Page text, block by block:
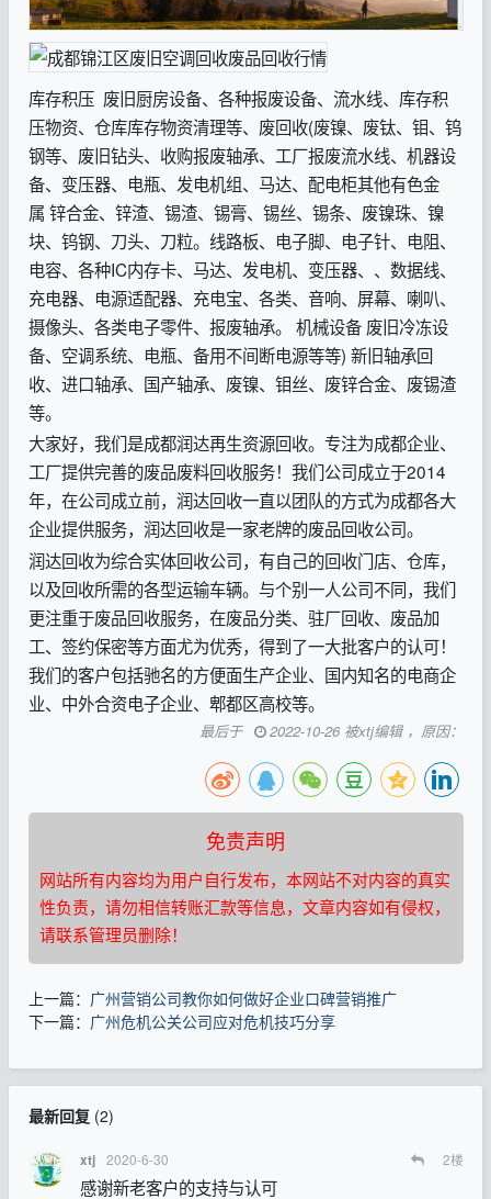
库存积压 废旧厨房设备、各种报废设备、流水线、库存积
压物资、仓库库存物资清理等、废回收(废镍、废钛、钼、钨
钢等、废旧钻头、收购报废轴承、工厂报废流水线、机器设
备、变压器、电瓶、发电机组、马达、配电柜其他有色金
属 锌合金、锌渣、锡渣、锡膏、锡丝、锡条、废镍珠、镍
块、钨钢、刀头、刀粒。线路板、电子脚、电子针、电阻、
电容、各种IC内存卡、马达、发电机、变压器、、数据线、
充电器、电源适配器、充电宝、各类、音响、屏幕、喇叭、
摄像头、各类电子零件、报废轴承。 机械设备 废旧冷冻设
备、空调系统、电瓶、备用不间断电源等等) 新旧轴承回
收、进口轴承、国产轴承、废镍、钼丝、废锌合金、废锡渣
等。
大家好，我们是成都润达再生资源回收。专注为成都企业、
工厂提供完善的废品废料回收服务！我们公司成立于2014
年，在公司成立前，润达回收一直以团队的方式为成都各大
企业提供服务，润达回收是一家老牌的废品回收公司。
润达回收为综合实体回收公司，有自己的回收门店、仓库，
以及回收所需的各型运输车辆。与个别一人公司不同，我们
更注重于废品回收服务，在废品分类、驻厂回收、废品加
工、签约保密等方面尤为优秀，得到了一大批客户的认可！
我们的客户包括驰名的方便面生产企业、国内知名的电商企
业、中外合资电子企业、郫都区高校等。
最后于 2022-10-26 被xtj编辑 ，原因：
免责声明
网站所有内容均为用户自行发布，本网站不对内容的真实
性负责，请勿相信转账汇款等信息，文章内容如有侵权，
请联系管理员删除！
上一篇： 广州营销公司教你如何做好企业口碑营销推广
下一篇： 广州危机公关公司应对危机技巧分享
最新回复(2)
xtj 2020-6-30 2楼
感谢新老客户的支持与认可